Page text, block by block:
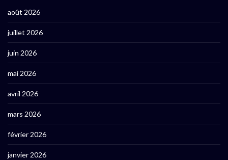
août 2026
juillet 2026
juin 2026
mai 2026
avril 2026
mars 2026
février 2026
janvier 2026